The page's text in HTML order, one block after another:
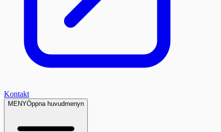
Kontakt
MENYÖppna huvudmenyn